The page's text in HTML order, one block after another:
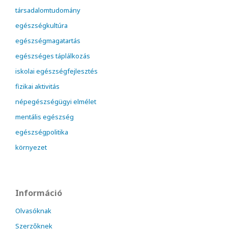
társadalomtudomány
egészségkultúra
egészségmagatartás
egészséges táplálkozás
iskolai egészségfejlesztés
fizikai aktivitás
népegészségügyi elmélet
mentális egészség
egészségpolitika
környezet
Információ
Olvasóknak
Szerzőknek